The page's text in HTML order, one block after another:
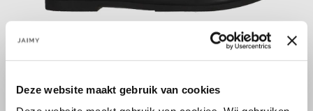
Deze website maakt gebruik van cookies